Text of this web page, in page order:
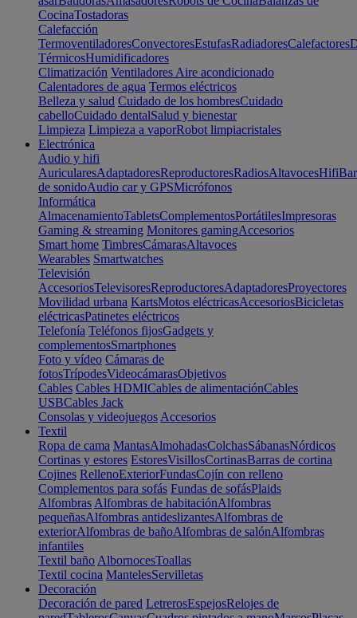
CocinaTostadoras
Calefacción
TermoventiladoresConvectoresEstufasRadiadoresCalefactores
TérmicosHumidificadores
Climatización Ventiladores Aire acondicionado
Calentadores de agua Termos eléctricos
Belleza y salud Cuidado de los hombresCuidado
cabelloCuidado dentalSalud y bienestar
Limpieza Limpieza a vaporRobot limpiacristales
Electrónica
Audio y hifi
AuricularesAdaptadoresReproductoresRadiosAltavocesHifi
de sonidoAudio car y GPSMicrófonos
Informática
AlmacenamientoTabletsComplementosPortátilesImpresoras
Gaming & streaming Monitores gamingAccesorios
Smart home TimbresCámarasAltavoces
Wearables Smartwatches
Televisión
AccesoriosTelevisoresReproductoresAdaptadoresProyectores
Movilidad urbana KartsMotos eléctricasAccesoriosBicicletas
eléctricasPatinetes eléctricos
Telefonía Teléfonos fijosGadgets y
complementosSmartphones
Foto y vídeo Cámaras de
fotosTrípodesVideocámarasObjetivos
Cables Cables HDMICables de alimentaciónCables
USBCables Jack
Consolas y videojuegos Accesorios
Textil
Ropa de cama MantasAlmohadasColchasSábanasNórdicos
Cortinas y estores EstoresVisillosCortinasBarras de cortina
Cojines RellenoExteriorFundasCojín con relleno
Complementos para sofás Fundas de sofásPlaids
Alfombras Alfombras de habitaciónAlfombras
pequeñasAlfombras antideslizantesAlfombras de
exteriorAlfombras de bañoAlfombras de salónAlfombras
infantiles
Textil baño AlbornocesToallas
Textil cocina MantelesServilletas
Decoración
Decoración de pared LetrerosEspejosRelojes de